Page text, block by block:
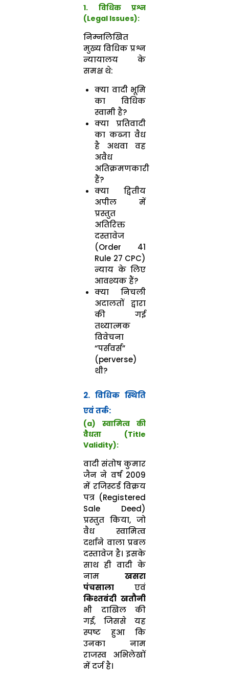
1. विधिक प्रश्न
(Legal Issues):
निम्नलिखित
मुख्य विधिक प्रश्न
न्यायालय के
समक्ष थे:
क्या वादी भूमि
का विधिक
स्वामी है?
क्या प्रतिवादी
का कब्जा वैध
है अथवा वह
अवैध
अतिक्रमणकारी
हैं?
क्या द्वितीय
अपील में
प्रस्तुत
अतिरिक्त
दस्तावेज
(Order 41
Rule 27 CPC)
न्याय के लिए
आवश्यक हैं?
क्या निचली
अदालतों द्वारा
की गई
तथ्यात्मक
विवेचना
“पर्सवर्स”
(perverse)
थी?
2. विधिक स्थिति
एवं तर्क:
(a) स्वामित्व की
वैधता (Title
Validity):
वादी संतोष कुमार
जैन ने वर्ष 2009
में रजिस्टर्ड विक्रय
पत्र (Registered
Sale Deed)
प्रस्तुत किया, जो
वैध स्वामित्व
दर्शाने वाला प्रबल
दस्तावेज है। इसके
साथ ही वादी के
नामखसरा
पंचसालाएवं
किश्तबंदी खतौनी
भी दाखिल की
गई, जिससे यह
स्पष्ट हुआ कि
उनका नाम
राजस्व अभिलेखों
में दर्ज है।